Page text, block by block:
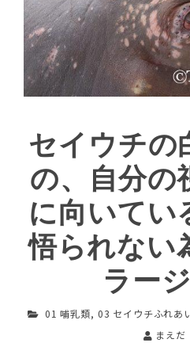
セイウチの
の、自分の
に向いてい
悟られない
ラー
01 哺乳類, 03 セイウチふれあ
まえだ